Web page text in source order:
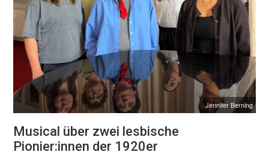
Jennifer Berning
Musical über zwei lesbische
Pionier:innen der 1920er